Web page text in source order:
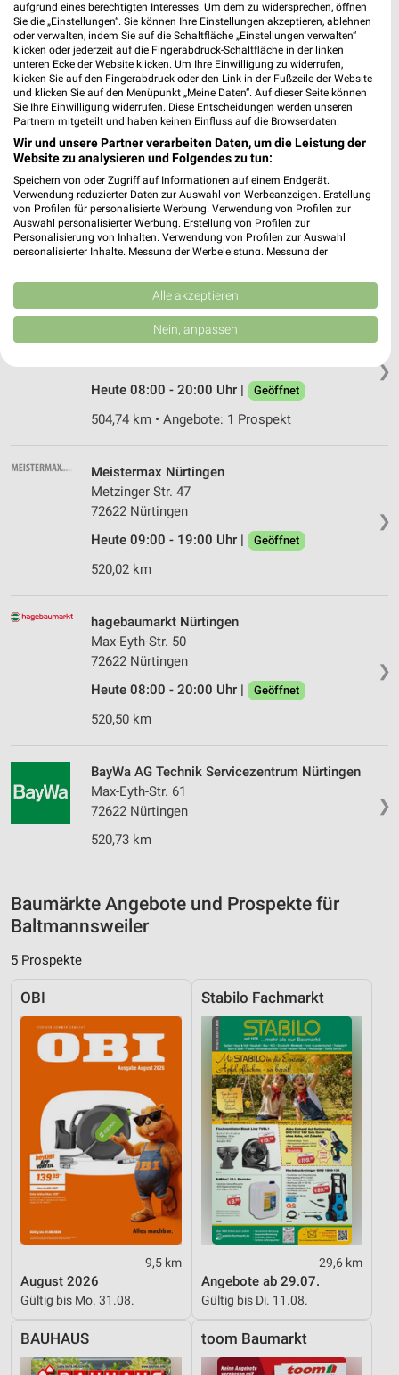
Konz Winnenden
Max-Eyth-Straße 48
71364 Winnenden
Heute 06:30 - 18:00 Uhr | Geöffnet
494,56 km
hagebaumarkt Waiblingen
Schüttelgrabenring 14
71332 Waiblingen
Heute 07:00 - 18:00 Uhr | Geöffnet
❯
toom Baumarkt Fellbach
Steinbeisstraße 4
Heute 08:00 - 20:00 Uhr |
Geöffnet
504,74 km • Angebote: 1 Prospekt
❯
Meistermax Nürtingen
Metzinger Str. 47
72622 Nürtingen
Heute 09:00 - 19:00 Uhr |
Geöffnet
520,02 km
❯
hagebaumarkt Nürtingen
Max-Eyth-Str. 50
72622 Nürtingen
Heute 08:00 - 20:00 Uhr |
Geöffnet
520,50 km
❯
BayWa AG Technik Servicezentrum Nürtingen
Max-Eyth-Str. 61
72622 Nürtingen
520,73 km
Baumärkte Angebote und Prospekte für
Baltmannsweiler
5 Prospekte
OBI
9,5 km
August 2026
Gültig bis Mo. 31.08.
Stabilo Fachmarkt
29,6 km
Angebote ab 29.07.
Gültig bis Di. 11.08.
BAUHAUS toom Baumarkt
aufgrund eines berechtigten Interesses. Um dem zu widersprechen, öffnen
Sie die „Einstellungen“. Sie können Ihre Einstellungen akzeptieren, ablehnen
oder verwalten, indem Sie auf die Schaltfläche „Einstellungen verwalten“
klicken oder jederzeit auf die Fingerabdruck-Schaltfläche in der linken
unteren Ecke der Website klicken. Um Ihre Einwilligung zu widerrufen,
klicken Sie auf den Fingerabdruck oder den Link in der Fußzeile der Website
und klicken Sie auf den Menüpunkt „Meine Daten“. Auf dieser Seite können
Sie Ihre Einwilligung widerrufen. Diese Entscheidungen werden unseren
Partnern mitgeteilt und haben keinen Einfluss auf die Browserdaten.
Wir und unsere Partner verarbeiten Daten, um die Leistung der
Website zu analysieren und Folgendes zu tun:
Speichern von oder Zugriff auf Informationen auf einem Endgerät.
Verwendung reduzierter Daten zur Auswahl von Werbeanzeigen. Erstellung
von Profilen für personalisierte Werbung. Verwendung von Profilen zur
Auswahl personalisierter Werbung. Erstellung von Profilen zur
Personalisierung von Inhalten. Verwendung von Profilen zur Auswahl
personalisierter Inhalte. Messung der Werbeleistung. Messung der
Kombinationen von Daten aus verschiedenen Quellen. Entwicklung und
Verbesserung der Angebote. Verwendung reduzierter Daten zur Auswahl
von Inhalten.
Daten können außerhalb der Europäischen Union weitergegeben und in die
USA gesendet werden.
Website/App.
Partnerliste anzeigen (1 IAB-Anbieter)
Wir nutzen Ihre Daten für folgende Zwecke:
Speichern von oder Zugriff auf Informationen
Verwendung reduzierter Daten zur Auswahl von
Werbeanzeigen
Erstellung von Profilen für personalisierte
Verwendung von Profilen zur Auswahl
personalisierter Werbung
von Inhalten
Verwendung von Profilen zur Auswahl
Messung der Werbeleistung
Messung der Performance von Inhalten
Analyse von Zielgruppen durch Statistiken oder
Entwicklung und Verbesserung der Angebote
Verwendung reduzierter Daten zur Auswahl von
Inhalten
IAB-Besonderheiten:
Verwendung genauer Standortdaten
Geräte anhand von aktiv angeforderten
Nicht-IAB-Verarbeitungszwecke:
Notwendig
Performance
Funktional
Werbung
Alle akzeptieren
Nein, anpassen